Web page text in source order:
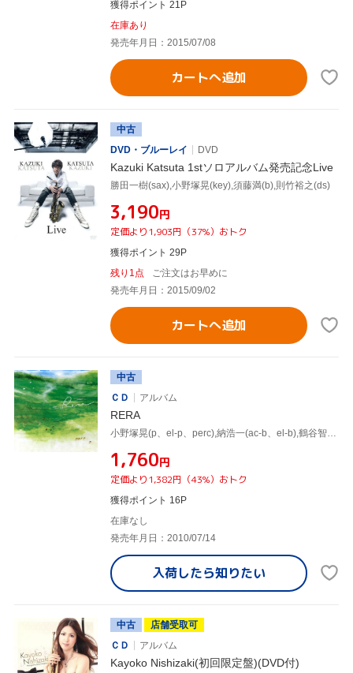
獲得ポイント 21P
在庫あり
発売年月日：2015/07/08
カートへ追加
中古
DVD・ブルーレイ
DVD
Kazuki Katsuta 1stソロアルバム発売記念Live
勝田一樹(sax),小野塚晃(key),須藤満(b),則竹裕之(ds)
¥3,190円
定価より1,903円（37%）おトク
獲得ポイント 29P
残り1点
ご注文はお早めに
発売年月日：2015/09/02
カートへ追加
中古
ＣＤ
アルバム
RERA
小野塚晃(p、el-p、perc),納浩一(ac-b、el-b),鶴谷智生(ds),増崎孝司(g)
¥1,760円
定価より1,382円（43%）おトク
獲得ポイント 16P
在庫なし
発売年月日：2010/07/14
入荷したら知りたい
中古
店舗受取可
ＣＤ
アルバム
Kayoko Nishizaki(初回限定盤)(DVD付)